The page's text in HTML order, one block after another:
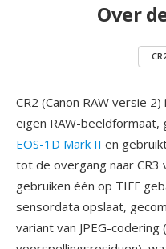
Over
CR2 (Canon RAW versie
eigen RAW-
EOS-1D Mark II en
tot de overgang naar CR3
gebruiken één op TIFF
sensordata opslaat,
variant van JPEG-